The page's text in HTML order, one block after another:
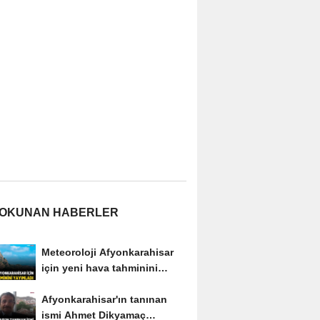
HABERLER
Meteoroloji Afyonkarahisar
için yeni hava tahminini
Afyonkarahisar'ın tanınan
ismi Ahmet Dikyamaç